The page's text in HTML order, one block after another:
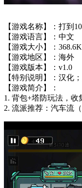
【游戏名称】：打到
【游戏语言】：中文
【游戏大小】：
【游戏地区】：海外
【游戏版本】：v1.0
【特别说明】：汉化
【游戏简介】：
1. 背包+塔防玩法，
2. 流派推荐：汽车流